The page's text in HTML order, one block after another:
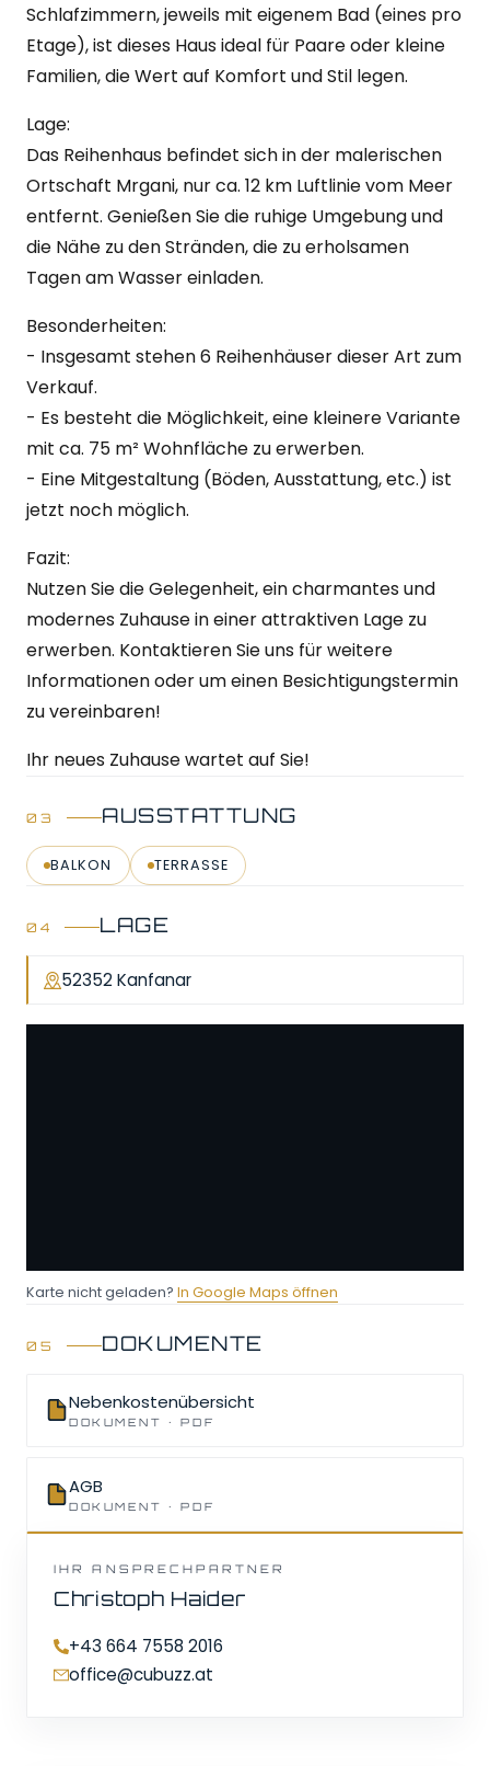
Schlafzimmern, jeweils mit eigenem Bad (eines pro
Etage), ist dieses Haus ideal für Paare oder kleine
Familien, die Wert auf Komfort und Stil legen.
Lage:
Das Reihenhaus befindet sich in der malerischen
Ortschaft Mrgani, nur ca. 12 km Luftlinie vom Meer
entfernt. Genießen Sie die ruhige Umgebung und
die Nähe zu den Stränden, die zu erholsamen
Tagen am Wasser einladen.
Besonderheiten:
- Insgesamt stehen 6 Reihenhäuser dieser Art zum
Verkauf.
- Es besteht die Möglichkeit, eine kleinere Variante
mit ca. 75 m² Wohnfläche zu erwerben.
- Eine Mitgestaltung (Böden, Ausstattung, etc.) ist
jetzt noch möglich.
Fazit:
Nutzen Sie die Gelegenheit, ein charmantes und
modernes Zuhause in einer attraktiven Lage zu
erwerben. Kontaktieren Sie uns für weitere
Informationen oder um einen Besichtigungstermin
zu vereinbaren!
Ihr neues Zuhause wartet auf Sie!
AUSSTATTUNG
BALKON TERRASSE
LAGE
52352 Kanfanar
Diese Karte wird von Google Maps geladen. Durch das
Karte nicht geladen? In Google Maps öffnen
DOKUMENTE
Nebenkostenübersicht
DOKUMENT · PDF
AGB
DOKUMENT · PDF
IHR ANSPRECHPARTNER
Christoph Haider
+43 664 7558 2016
office@cubuzz.at